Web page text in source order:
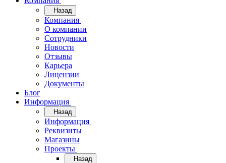
Назад
Компания
О компании
Сотрудники
Новости
Отзывы
Карьера
Лицензии
Документы
Блог
Информация
Назад
Информация
Реквизиты
Магазины
Проекты
Назад